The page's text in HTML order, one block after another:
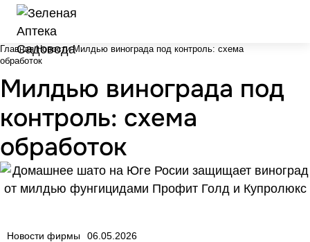
Главная Новости Милдью винограда под контроль: схема
обработок
Милдью винограда под
контроль: схема
обработок
Новости фирмы 06.05.2026